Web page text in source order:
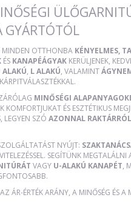
GYÁRTÓTÓL
MINDEN OTTHONBA KÉNYELMES,
ÉS KANAPÉÁGYAK KERÜLJENEK,
ALAKÚ, L ALAKÚ, VALAMINT
MINŐSÉGI
ÉS ESZTÉTIKUS
LEGYEN SZÓ AZONNAL
NYÚJT:
SEGÍTÜNK
VAGY U-ALAKÚ KANAPÉT,
ÁR-ÉRTÉK ARÁNY, A MINŐSÉG ÉS